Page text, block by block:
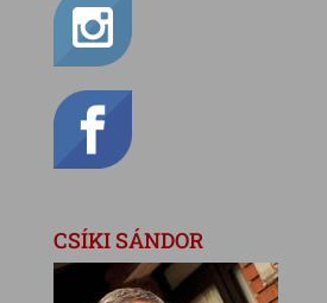
CSÍKI SÁNDOR